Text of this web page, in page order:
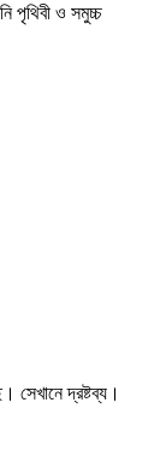
পৃথিবী ও সমুচ্চ
সেখানে দ্রষ্টব্য।